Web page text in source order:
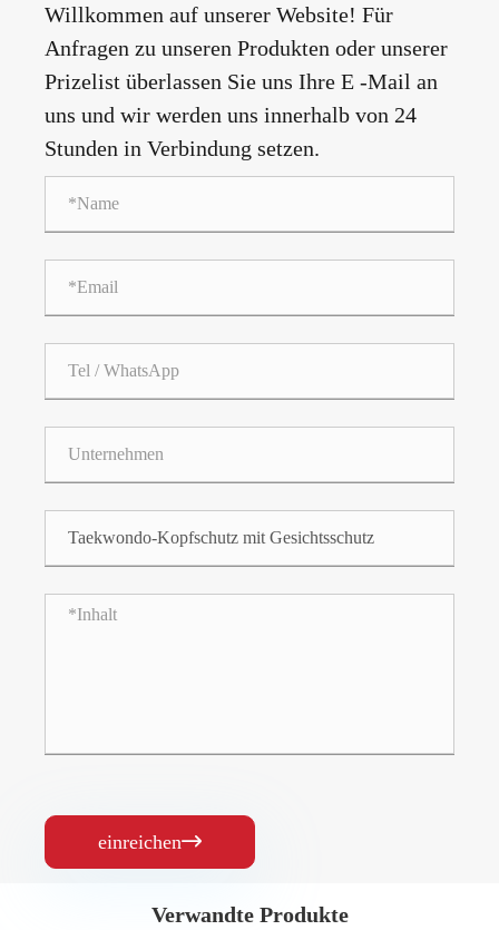
Willkommen auf unserer Website! Für
Anfragen zu unseren Produkten oder unserer
Prizelist überlassen Sie uns Ihre E -Mail an
uns und wir werden uns innerhalb von 24
Stunden in Verbindung setzen.
einreichen
Verwandte Produkte